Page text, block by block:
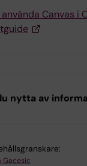
Canvas i
nytta av
Gacesic